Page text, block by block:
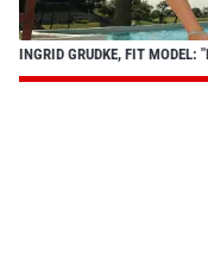
INGRID GRUDKE, FIT